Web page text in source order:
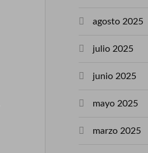
agosto 2025
julio 2025
junio 2025
mayo 2025
marzo 2025